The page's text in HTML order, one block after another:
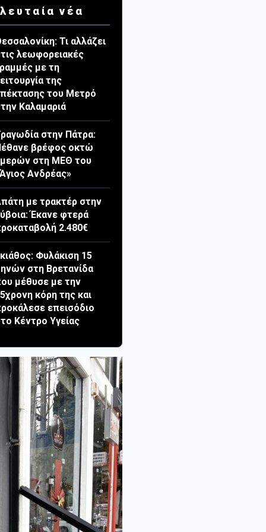
νέα
Τι αλλάζει
λεωφορειακές
με τη
της
του Μετρό
Καλαμαριά
στην Πάτρα:
βρέφος οκτώ
στη ΜΕΘ του
Ανδρέας»
με τρακτέρ στην
Έκανε φτερά
2.480€
Φυλάκιση 15
στη Βρετανίδα
μέθυσε με την
κόρη της και
επεισόδιο
Κέντρο Υγείας